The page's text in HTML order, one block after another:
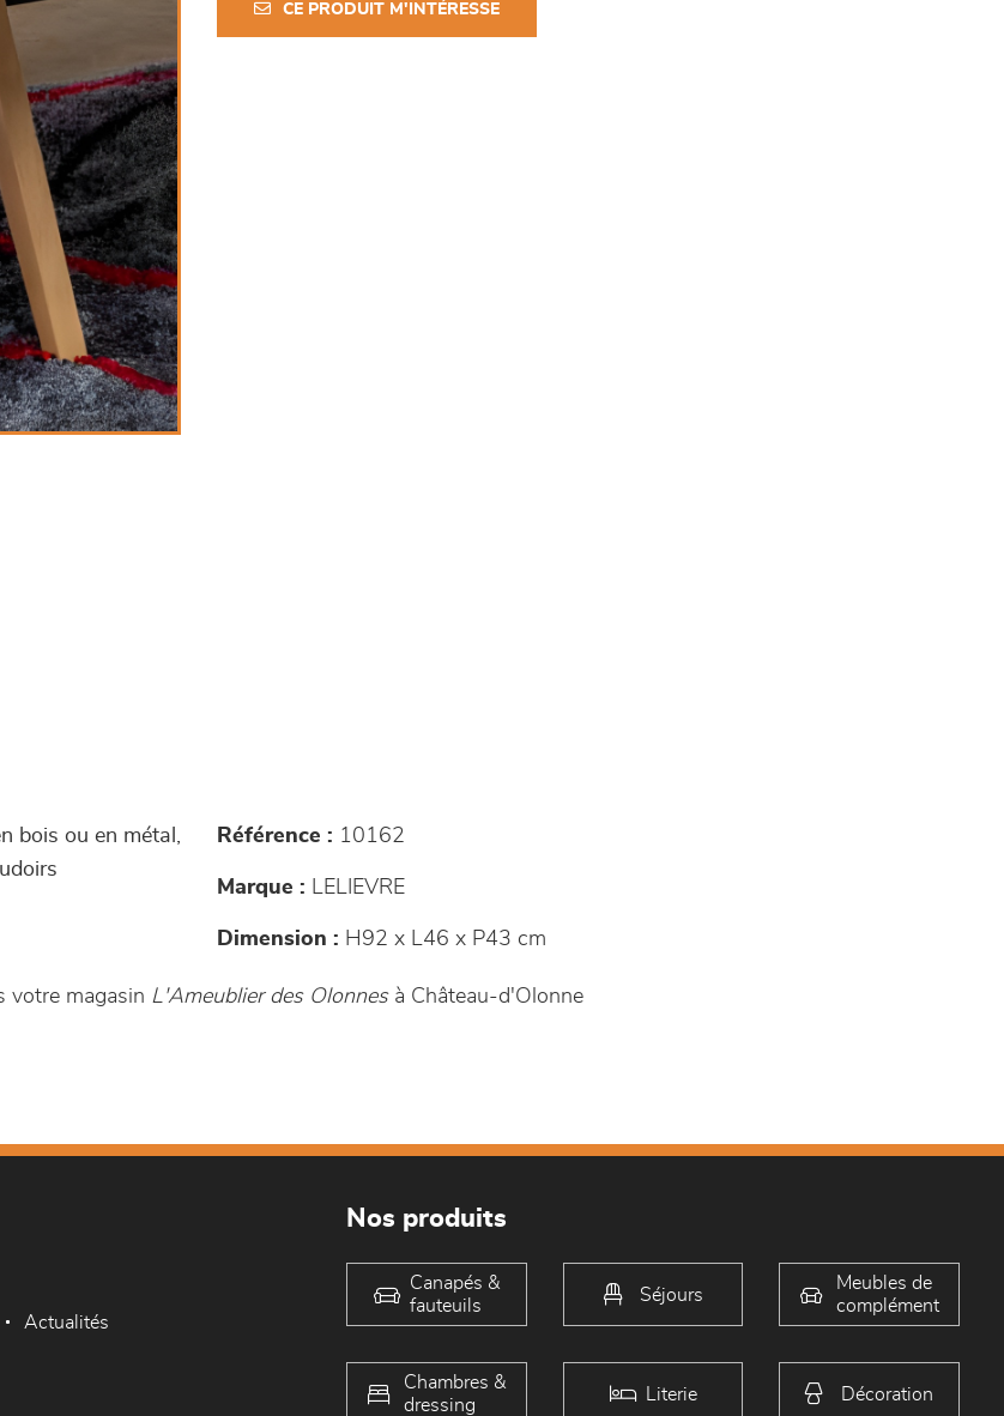
CE PRODUIT M'INTÉRESSE
bois ou en métal,
Référence : 10162
Marque : LELIEVRE
Dimension : H92 x L46 x P43 cm
votre magasin L'Ameublier des Olonnesà Château-d'Olonne
Actualités
Nos produits
Canapés &
fauteuils
Séjours
Meubles de
complément
Chambres &
dressing
Literie Décoration